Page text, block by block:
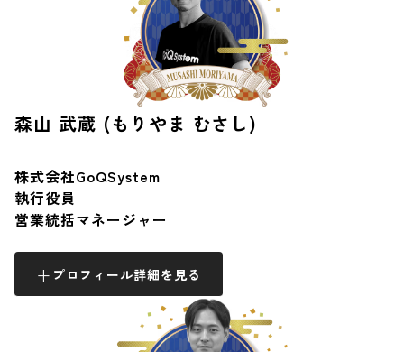
森山 武蔵 (もりやま むさし)
株式会社GoQSystem
執行役員
営業統括マネージャー
プロフィール詳細を見る